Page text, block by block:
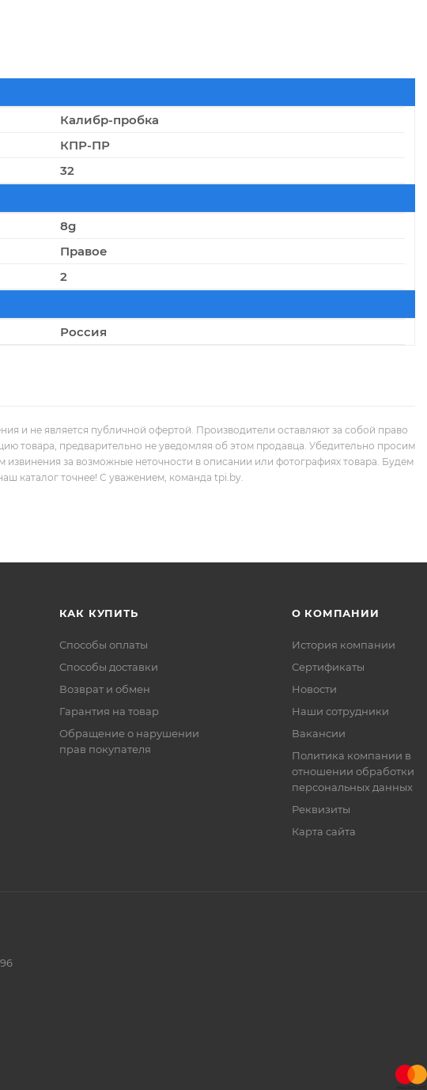
Калибр-пробка
КПР-ПР
32
8g
Правое
2
Россия
и не является публичной офертой. Производители оставляют за собой право
товара, предварительно не уведомляя об этом продавца. Убедительно просим
за возможные неточности в описании или фотографиях товара. Будем
каталог точнее! С уважением, команда tpi.by.
КАК КУПИТЬ
Способы оплаты
Способы доставки
Возврат и обмен
Гарантия на товар
Обращение о нарушении
прав покупателя
О КОМПАНИИ
История компании
Сертификаты
Новости
Наши сотрудники
Вакансии
Политика компании в
отношении обработки
персональных данных
Реквизиты
Карта сайта